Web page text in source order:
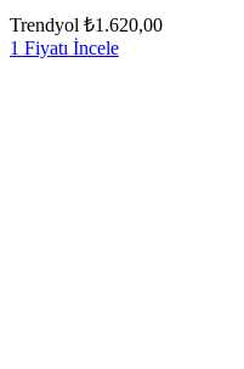
Trendyol ₺1.620,00
1 Fiyatı İncele